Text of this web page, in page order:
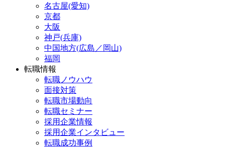
名古屋(愛知)
京都
大阪
神戸(兵庫)
中国地方(広島／岡山)
福岡
転職情報
転職ノウハウ
面接対策
転職市場動向
転職セミナー
採用企業情報
採用企業インタビュー
転職成功事例